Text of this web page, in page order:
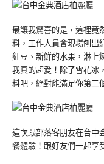
最讓我驚喜的是，這裡竟
料，工作人員會現場刨出
紅豆、新鮮的水果，淋上
我真的超愛！除了雪花冰
料吧，絕對能滿足你第二
這次跟部落客朋友在台中
餐體驗！跟好友們一起享